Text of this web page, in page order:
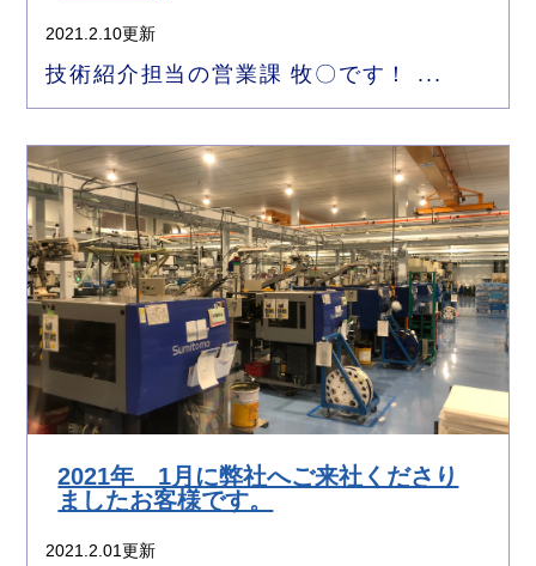
2021.2.10更新
技術紹介担当の営業課 牧〇です！ ...
2021年 1月に弊社へご来社くださり
ましたお客様です。
2021.2.01更新